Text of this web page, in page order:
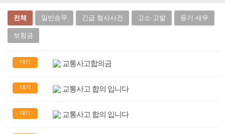
전체 일반송무 긴급 형사사건 고소·고발 등기·세무
보험금
대기 교통사고합의금
대기 교통사고 합의 입니다
대기 교통사고 합의 입니다